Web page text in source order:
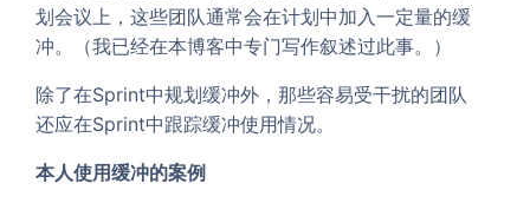
划会议上，这些团队通常会在计划中加入一定量的缓
冲。（我已经在本博客中专门写作叙述过此事。）
除了在Sprint中规划缓冲外，那些容易受干扰的团队
还应在Sprint中跟踪缓冲使用情况。
本人使用缓冲的案例